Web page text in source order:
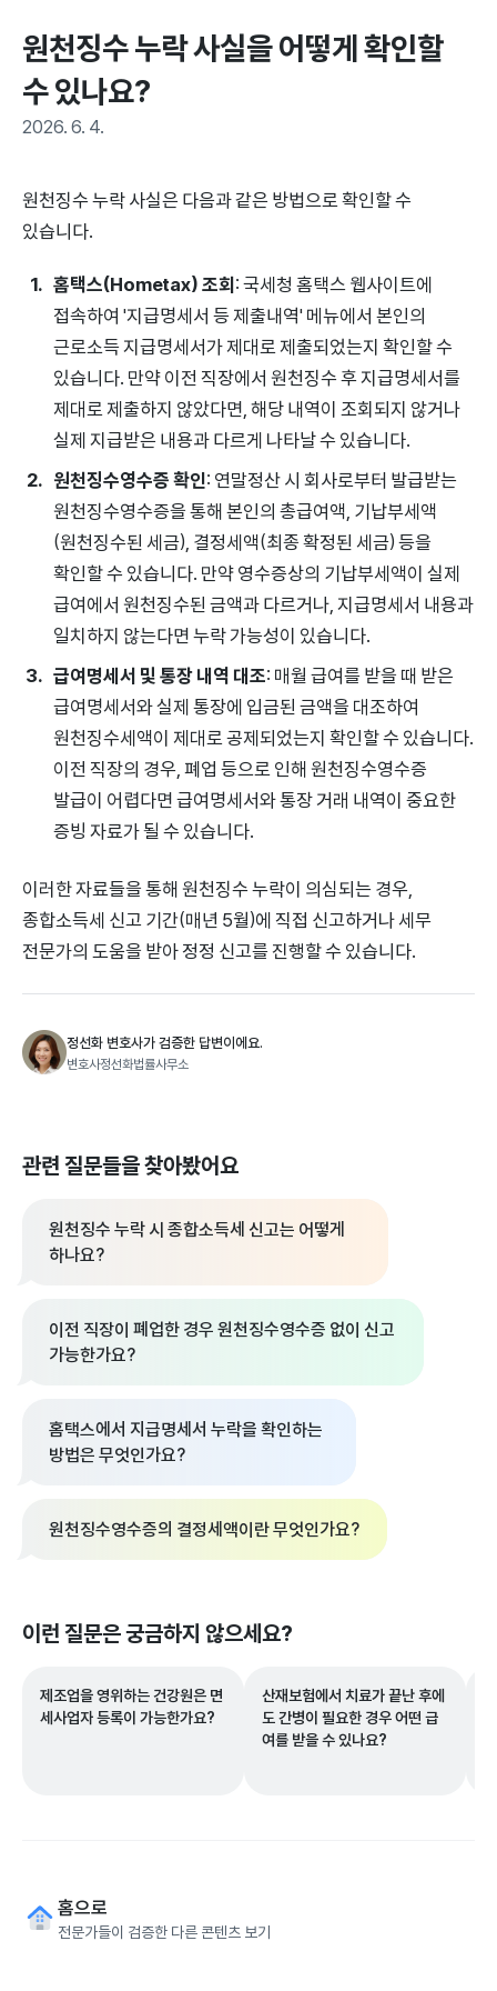
원천징수 누락 사실을 어떻게 확인할
수 있나요?
2026. 6. 4.
원천징수 누락 사실은 다음과 같은 방법으로 확인할 수
있습니다.
홈택스(Hometax) 조회: 국세청 홈택스 웹사이트에
접속하여 '지급명세서 등 제출내역' 메뉴에서 본인의
근로소득 지급명세서가 제대로 제출되었는지 확인할 수
있습니다. 만약 이전 직장에서 원천징수 후 지급명세서를
제대로 제출하지 않았다면, 해당 내역이 조회되지 않거나
실제 지급받은 내용과 다르게 나타날 수 있습니다.
원천징수영수증 확인: 연말정산 시 회사로부터 발급받는
원천징수영수증을 통해 본인의 총급여액, 기납부세액
(원천징수된 세금), 결정세액(최종 확정된 세금) 등을
확인할 수 있습니다. 만약 영수증상의 기납부세액이 실제
급여에서 원천징수된 금액과 다르거나, 지급명세서 내용과
일치하지 않는다면 누락 가능성이 있습니다.
급여명세서 및 통장 내역 대조: 매월 급여를 받을 때 받은
급여명세서와 실제 통장에 입금된 금액을 대조하여
원천징수세액이 제대로 공제되었는지 확인할 수 있습니다.
이전 직장의 경우, 폐업 등으로 인해 원천징수영수증
발급이 어렵다면 급여명세서와 통장 거래 내역이 중요한
증빙 자료가 될 수 있습니다.
이러한 자료들을 통해 원천징수 누락이 의심되는 경우,
종합소득세 신고 기간(매년 5월)에 직접 신고하거나 세무
전문가의 도움을 받아 정정 신고를 진행할 수 있습니다.
정선화 변호사가 검증한 답변이에요.
변호사정선화법률사무소
관련 질문들을 찾아봤어요
원천징수 누락 시 종합소득세 신고는 어떻게
하나요?
이전 직장이 폐업한 경우 원천징수영수증 없이 신고
가능한가요?
홈택스에서 지급명세서 누락을 확인하는
방법은 무엇인가요?
원천징수영수증의 결정세액이란 무엇인가요?
이런 질문은 궁금하지 않으세요?
제조업을 영위하는 건강원은 면
세사업자 등록이 가능한가요?
산재보험에서 치료가 끝난 후에
도 간병이 필요한 경우 어떤 급
여를 받을 수 있나요?
홈으로
전문가들이 검증한 다른 콘텐츠 보기